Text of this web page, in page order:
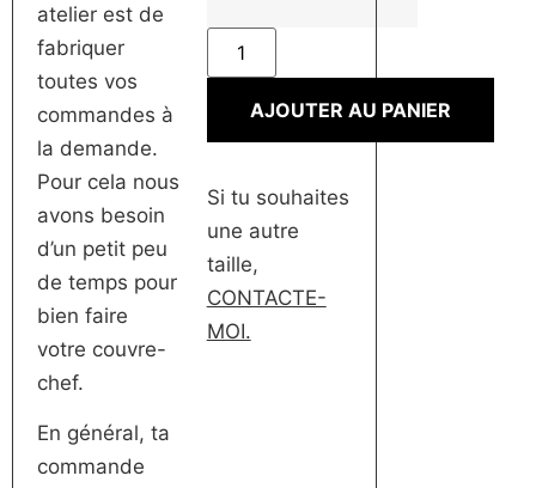
atelier est de
fabriquer
toutes vos
commandes à
la demande.
Pour cela nous
avons besoin
d’un petit peu
de temps pour
bien faire
votre couvre-
chef.
En général, ta
commande
AJOUTER AU PANIER
Si tu souhaites
une autre
taille,
CONTACTE-
MOI.